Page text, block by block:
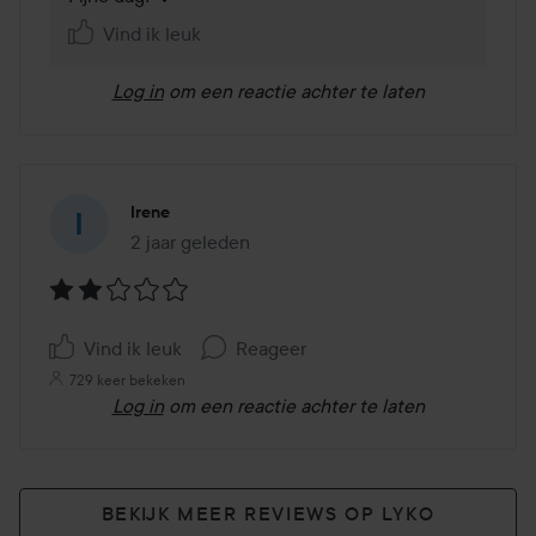
Vind ik leuk
Log in om een reactie achter te laten
Irene
2 jaar geleden
Het bericht is gemaakt 2 jaar geleden
2
van
Vind ik leuk Reageer
729 keer bekeken
Log in om een reactie achter te laten
BEKIJK MEER REVIEWS OP LYKO